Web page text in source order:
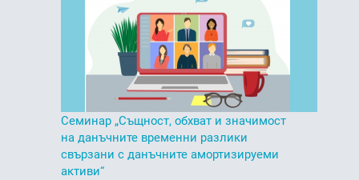
Семинар „Същност, обхват и значимост
на данъчните временни разлики
свързани с данъчните амортизируеми
активи“